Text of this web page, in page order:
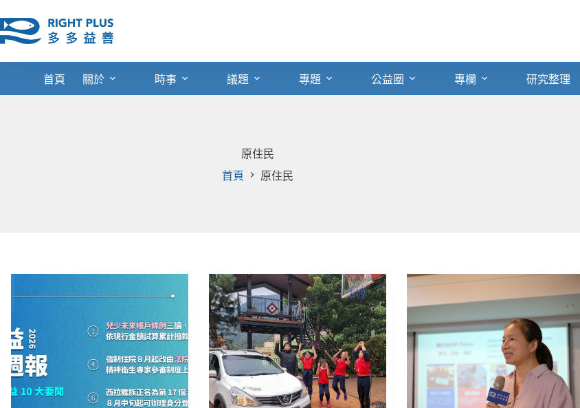
至
主
首頁 關於 時事 議題 專題 公益圈 專欄 研究整理
原住民
首頁
原住民